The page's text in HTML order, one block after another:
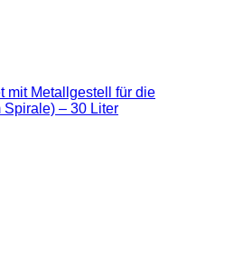
mit Metallgestell für die
Spirale) – 30 Liter